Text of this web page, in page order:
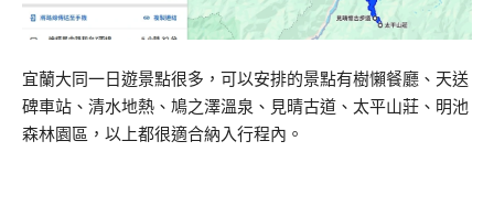
宜蘭大同一日遊景點很多，可以安排的景點有樹懶餐廳、天送
碑車站、清水地熱、鳩之澤溫泉、見晴古道、太平山莊、明池
森林園區，以上都很適合納入行程內。